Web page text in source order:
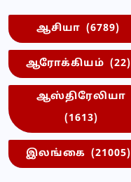
ஆசியா (6789)
ஆரோக்கியம் (22)
ஆஸ்திரேலியா
(1613)
இலங்கை (21005)